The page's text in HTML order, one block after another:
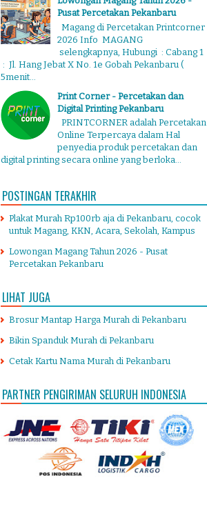
Pusat Percetakan Pekanbaru
Magang di Percetakan Printcorner
2026 Info MAGANG
selengkapnya, Hubungi : Cabang 1
: Jl. Hang Jebat X No. 1e Gobah Pekanbaru (
5menit...
Print Corner - Percetakan dan
Digital Printing Pekanbaru
PRINTCORNER adalah Percetakan
Online Terpercaya dalam Hal
penyedia produk percetakan dan
digital printing secara online yang berloka...
POSTINGAN TERAKHIR
Plakat Murah Rp100rb aja di Pekanbaru, cocok
untuk Magang, KKN, Acara, Sekolah, Kampus
Lowongan Magang Tahun 2026 - Pusat
Percetakan Pekanbaru
LIHAT JUGA
Brosur Mantap Harga Murah di Pekanbaru
Bikin Spanduk Murah di Pekanbaru
Cetak Kartu Nama Murah di Pekanbaru
PARTNER PENGIRIMAN SELURUH INDONESIA